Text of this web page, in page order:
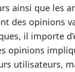
ainsi que les
des opinions
il importe
opinions
utilisateurs,